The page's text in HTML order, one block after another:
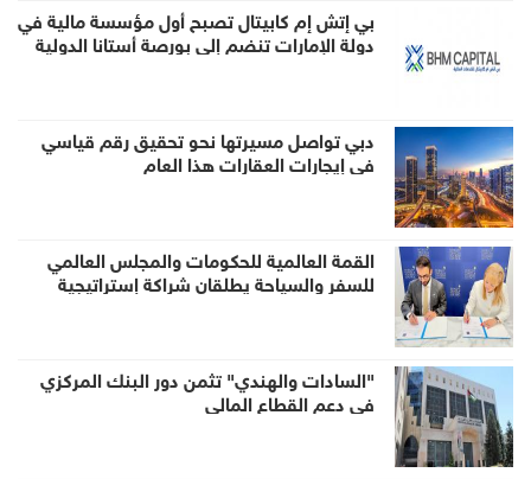
بي إتش إم كابيتال تصبح أول مؤسسة مالية في
دولة الإمارات تنضم إلى بورصة أستانا الدولية
كعضو لصناعة السوق عبر منصة تبادل
دبي تواصل مسيرتها نحو تحقيق رقم قياسي
في إيجارات العقارات هذا العام
القمة العالمية للحكومات والمجلس العالمي
للسفر والسياحة يطلقان شراكة إستراتيجية
لتعزيز الحوار العالمي وصياغة مستقبل السفر
"السادات والهندي" تثمن دور البنك المركزي
في دعم القطاع المالي